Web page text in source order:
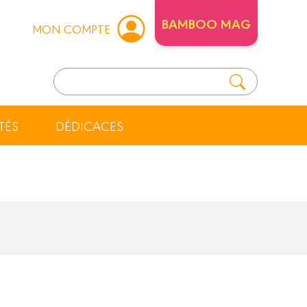
MON COMPTE BAMBOO MAG
DÉDICACES